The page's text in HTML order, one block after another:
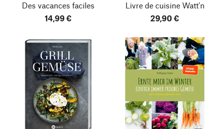
Des vacances faciles
14,99 €
Livre de cuisine Watt'n
29,90 €